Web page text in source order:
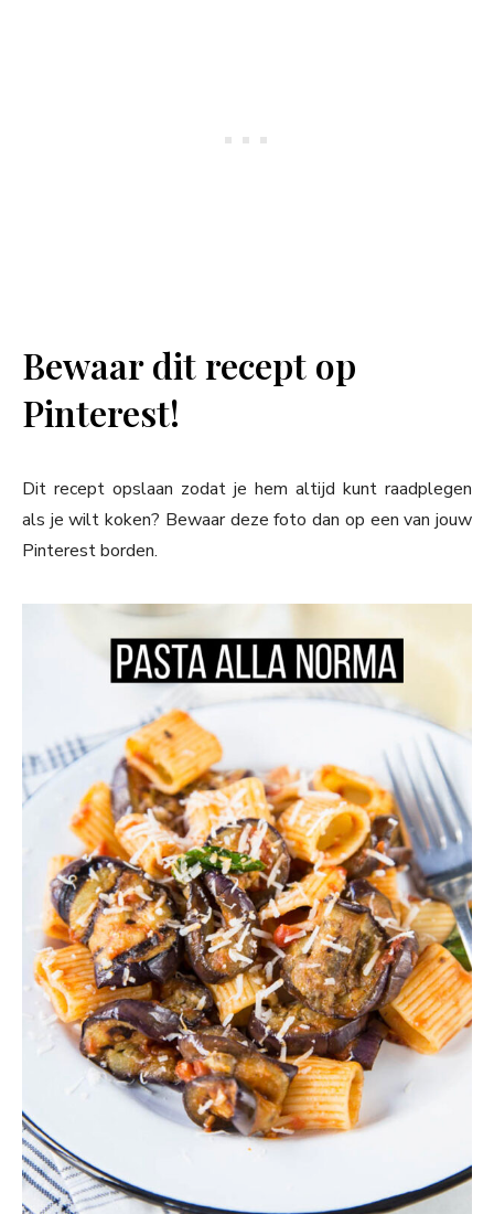
Bewaar dit recept op
Pinterest!
Dit recept opslaan zodat je hem altijd kunt raadplegen
als je wilt koken? Bewaar deze foto dan op een van jouw
Pinterest borden.